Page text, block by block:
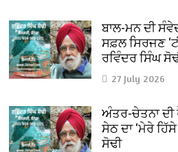
ਬਾਲ-ਮਨ ਦੀ
ਸਫ਼ਲ ਸਿਰਜਣ
ਰਵਿੰਦਰ ਸਿੰਘ
27 July 2026
ਅੰਤਰ-ਚੇਤਨਾ ਦੀ
ਸੇਠ ਦਾ ‘ਮੇਰੇ
ਸੋਢੀ